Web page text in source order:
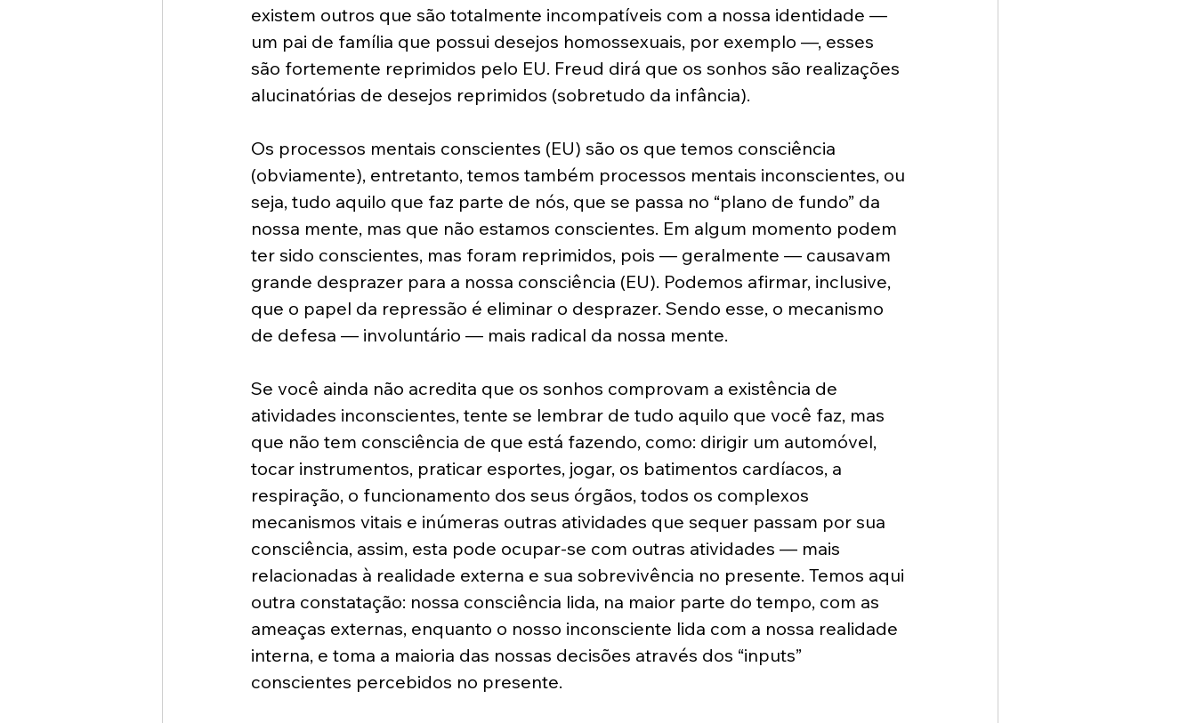
existem outros que são totalmente incompatíveis com a nossa identidade —
um pai de família que possui desejos homossexuais, por exemplo —, esses
são fortemente reprimidos pelo EU. Freud dirá que os sonhos são realizações
alucinatórias de desejos reprimidos (sobretudo da infância).
Os processos mentais conscientes (EU) são os que temos consciência
(obviamente), entretanto, temos também processos mentais inconscientes, ou
seja, tudo aquilo que faz parte de nós, que se passa no “plano de fundo” da
nossa mente, mas que não estamos conscientes. Em algum momento podem
ter sido conscientes, mas foram reprimidos, pois — geralmente — causavam
grande desprazer para a nossa consciência (EU). Podemos afirmar, inclusive,
que o papel da repressão é eliminar o desprazer. Sendo esse, o mecanismo
de defesa — involuntário — mais radical da nossa mente.
Se você ainda não acredita que os sonhos comprovam a existência de
atividades inconscientes, tente se lembrar de tudo aquilo que você faz, mas
que não tem consciência de que está fazendo, como: dirigir um automóvel,
tocar instrumentos, praticar esportes, jogar, os batimentos cardíacos, a
respiração, o funcionamento dos seus órgãos, todos os complexos
mecanismos vitais e inúmeras outras atividades que sequer passam por sua
consciência, assim, esta pode ocupar-se com outras atividades — mais
relacionadas à realidade externa e sua sobrevivência no presente. Temos aqui
outra constatação: nossa consciência lida, na maior parte do tempo, com as
ameaças externas, enquanto o nosso inconsciente lida com a nossa realidade
interna, e toma a maioria das nossas decisões através dos “inputs”
conscientes percebidos no presente.